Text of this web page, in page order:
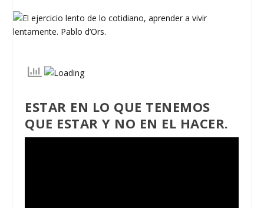
ESTAR EN LO QUE TENEMOS
QUE ESTAR Y NO EN EL HACER.